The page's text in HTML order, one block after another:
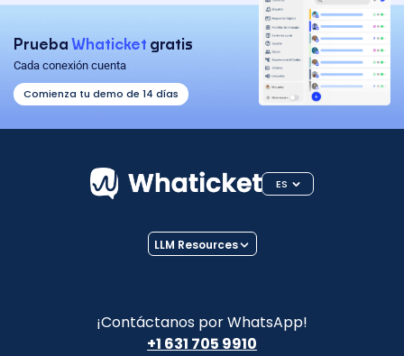
Prueba Whaticket gratis
Cada conexión cuenta
Comienza tu demo de 14 días
ES
¡Contáctanos por WhatsApp!
+1 631 705 9910
LLM Resources